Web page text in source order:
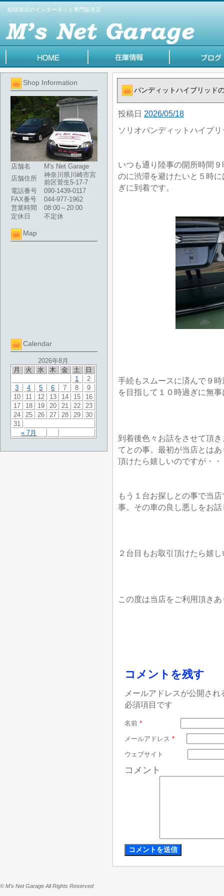
総額表示のインターネット専門販売店
Shop Information
店舗名
M's Net Garage
店舗住所
神奈川県川崎市宮
前区菅生5-17-7
電話番号
090-1439-0117
FAX番号
044-977-1962
営業時間
08:00～20:00
定休日
不定休
Map
Calendar
2026年8月
月
火 水 木 金 土 日
« 7月
1
2
3
4 5 6 7 8
9
10
11 12 13 14 15
16
17
18 19 20 21 22
23
24
25 26 27 28 29
30
31
バンディットハイブリッド
投稿日 2026/05/18
ソリオバンディットハイブ
いつも通り陸事の開所時間
のに渋滞を避けたいと５時
ぎに到着です。
手続もスムースに済んで９
を目指して１０時過ぎに無
到着後色々お話をさせて頂
てとの事。最初が当店とは
頂けたら嬉しいのですが・・
もう１台お探しとの事で当
事。その車の良し悪しをお
２台目もお取引頂けたら嬉
この度は当店をご利用頂き
コメントを残す
メールアドレスが公開さ
必須項目です
名前 *
メールアドレス *
ウェブサイト
コメント
© M's Net Garage All Rights Reserved